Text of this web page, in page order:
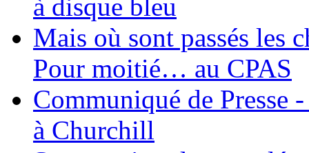
à disque bleu
Mais où sont passés les
Pour moitié… au CPAS
Communiqué de Presse
à Churchill